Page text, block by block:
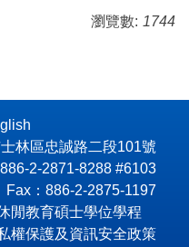
瀏覽數: 1744
林區忠誠路二段101號
2-2871-8288 #6103
Fax：886-2-2875-1197
閒教育碩士學位學程
權保護及資訊安全政策